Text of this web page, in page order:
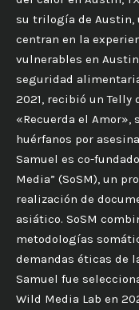
su trilogía de Austin,
centran en la
vulnerables en
seguridad
2021, recibió un
«Recuerda el Amor»,
huérfanos por
Samuel es co-
Media” (SoSM), un
realización de
asiático. SoSM
metodologías
demandas éticas de
Samuel fue
Wild Media Lab en